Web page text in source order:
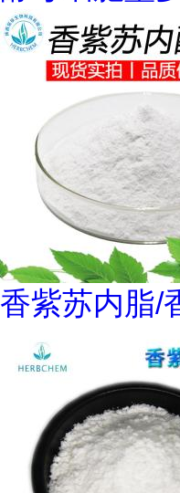
香紫苏内脂/